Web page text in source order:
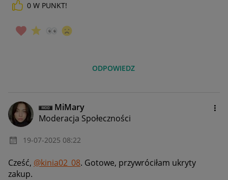
0 W PUNKT!
ODPOWIEDZ
MiMary
Moderacja Społeczności
‎19-07-2025 08:22
Cześć, @kinia02_08. Gotowe, przywróciłam ukryty
zakup.